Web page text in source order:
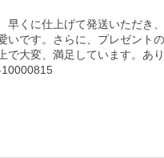
早くに仕上げて発送いただき
いです。さらに、プレゼント
で大変、満足しています。あ